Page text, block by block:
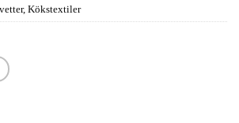
, Kökstextiler